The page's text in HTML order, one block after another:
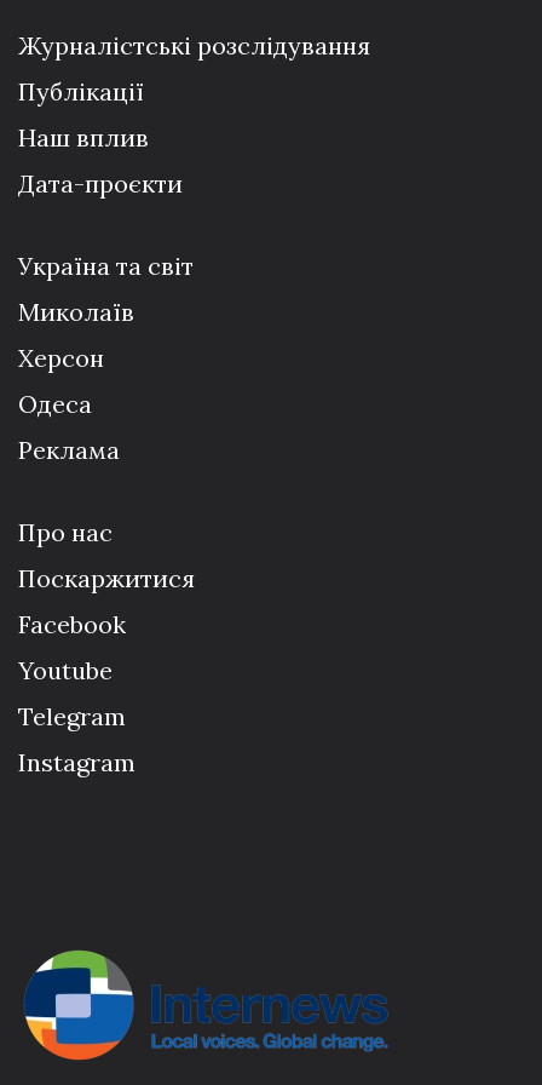
Журналістські розслідування
Публікації
Наш вплив
Дата-проєкти
Україна та світ
Миколаїв
Херсон
Одеса
Реклама
Про нас
Поскаржитися
Facebook
Youtube
Telegram
Instagram